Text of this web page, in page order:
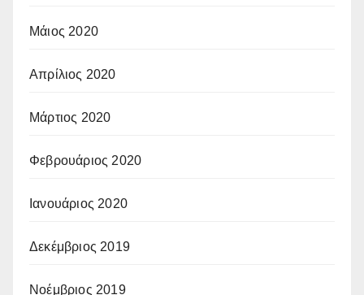
Μάιος 2020
Απρίλιος 2020
Μάρτιος 2020
Φεβρουάριος 2020
Ιανουάριος 2020
Δεκέμβριος 2019
Νοέμβριος 2019